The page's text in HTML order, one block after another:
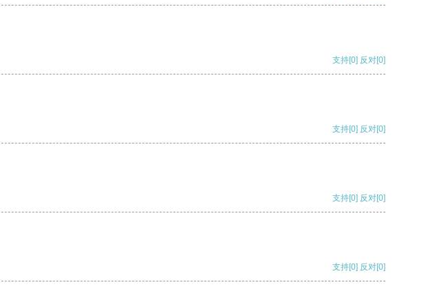
支持[0] 反对[0]
支持[0] 反对[0]
支持[0] 反对[0]
支持[0] 反对[0]